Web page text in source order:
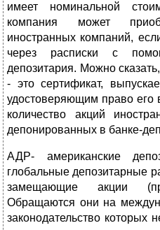
имеет номинальной
компания может
иностранных компаний,
через расписки с
депозитария. Можно
- это сертификат,
удостоверяющим право его
количество акций
депонированных в банке-
АДР- американские
глобальные депозитарные
замещающие акции
Обращаются они на
законодательство которых